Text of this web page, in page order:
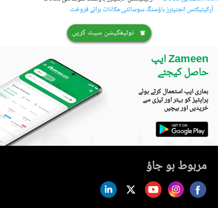
آرکیٹیکٹس انجنیئرز ہاؤسنگ سوسائٹی مکانات برائے فروخت
نوٹیفکیشن سیٹ کریں
Zameen ایپ
حاصل کیجئے
ہماری ایپ استعمال کرتے ہوئے
پراپٹیز کو بہتر اور تیزی سے
خریدیں اور بیچیں
مربوط ہو جاؤ